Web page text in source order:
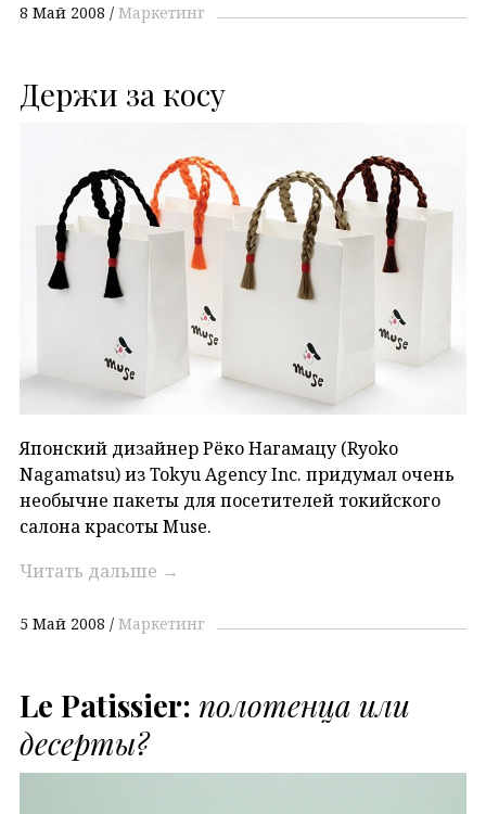
8 Май 2008 Маркетинг
Держи за косу
Японский дизайнер Рёко Нагамацу (Ryoko
Nagamatsu) из Tokyu Agency Inc. придумал очень
необычне пакеты для посетителей токийского
салона красоты Muse.
Читать дальше →
5 Май 2008 Маркетинг
Le Patissier: полотенца или
десерты?